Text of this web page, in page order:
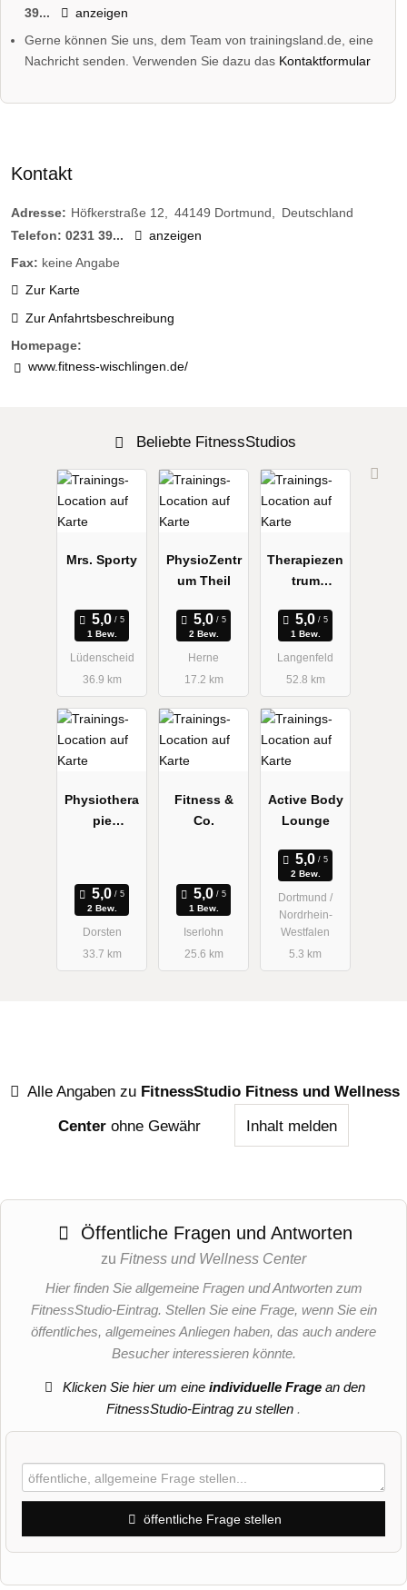
39...
anzeigen
Gerne können Sie uns, dem Team von trainingsland.de, eine
Nachricht senden. Verwenden Sie dazu das Kontaktformular
Kontakt
Adresse: Höfkerstraße 12 44149 Dortmund
Deutschland
Telefon: 0231 39...
anzeigen
Fax: keine Angabe
Zur Karte
Zur Anfahrtsbeschreibung
Homepage:
www.fitness-wischlingen.de/
Beliebte FitnessStudios
Mrs. Sporty
1 Bew.
Lüdenscheid
36.9 km
PhysioZentr
um Theil
2 Bew.
Herne
17.2 km
Therapiezen
trum
Göddertz
1 Bew.
Langenfeld
52.8 km
Physiothera
pie
2 Bew.
Dorsten
33.7 km
Fitness &
Co.
1 Bew.
Iserlohn
25.6 km
Active Body
Lounge
2 Bew.
Dortmund /
Nordrhein-
Westfalen
5.3 km
Alle Angaben zu FitnessStudio Fitness und Wellness
Center ohne Gewähr Inhalt melden
Öffentliche Fragen und Antworten
zu Fitness und Wellness Center
Hier finden Sie allgemeine Fragen und Antworten zum
FitnessStudio-Eintrag. Stellen Sie eine Frage, wenn Sie ein
öffentliches, allgemeines Anliegen haben, das auch andere
Besucher interessieren könnte.
Klicken Sie hier um eineindividuelle Frage an den
FitnessStudio-Eintrag zu stellen .
öffentliche Frage stellen